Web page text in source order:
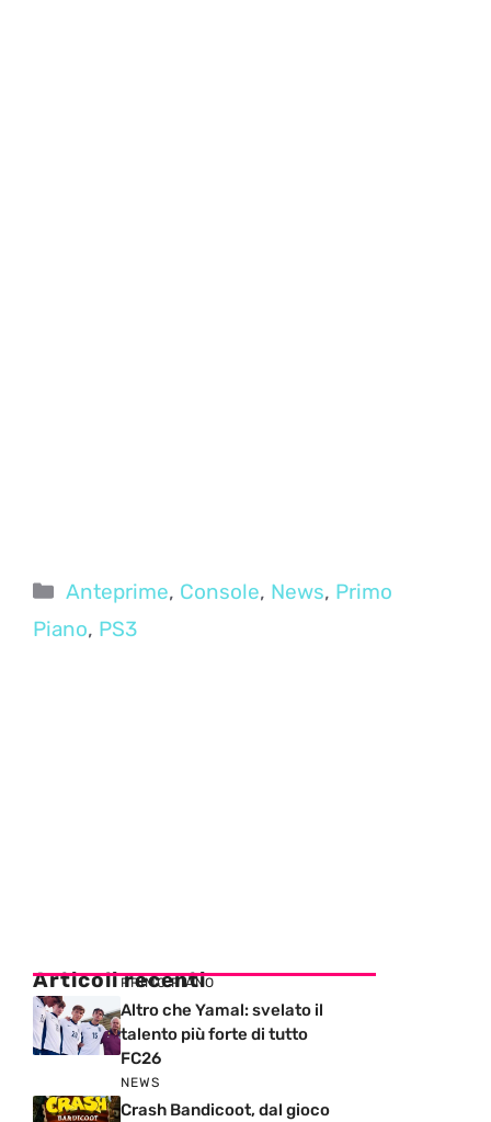
Categorie
Anteprime, Console, News, Primo
Piano, PS3
Articoli recenti
PRIMO PIANO
Altro che Yamal: svelato il
talento più forte di tutto
FC26
NEWS
Crash Bandicoot, dal gioco